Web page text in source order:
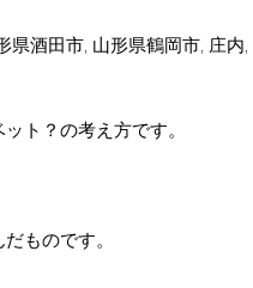
県酒田市, 山形県鶴岡市, 庄内,
ト？の考え方です。
ものです。